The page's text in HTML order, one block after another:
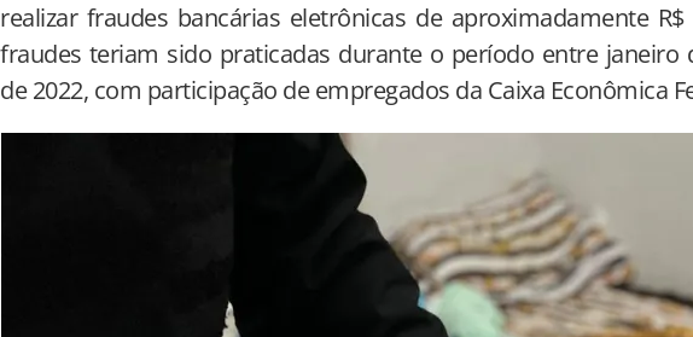
realizar fraudes bancárias eletrônicas de aproximadamente
fraudes teriam sido praticadas durante o período entre janeiro
de 2022, com participação de empregados da Caixa Econômica